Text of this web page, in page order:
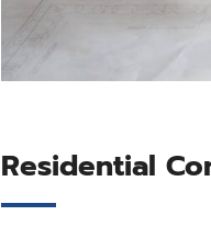
Residential